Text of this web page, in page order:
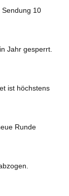
Sendung 10
Jahr gesperrt.
ist höchstens
Runde